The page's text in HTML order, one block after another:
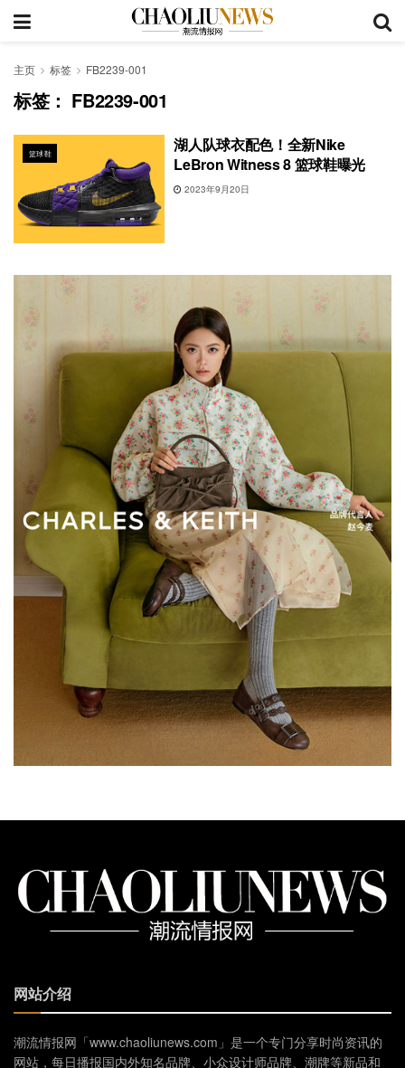
主页 标签 FB2239-001
标签： FB2239-001
篮球鞋
湖人队球衣配色！全新Nike
LeBron Witness 8 篮球鞋曝光
2023年9月20日
网站介绍
潮流情报网「www.chaoliunews.com」是一个专门分享时尚资讯的
网站，每日播报国内外知名品牌、小众设计师品牌、潮牌等新品和